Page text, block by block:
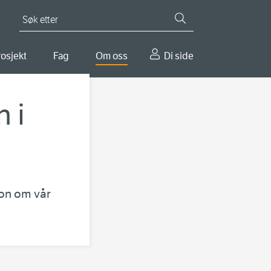
Fag Om oss Di side
i
om vår